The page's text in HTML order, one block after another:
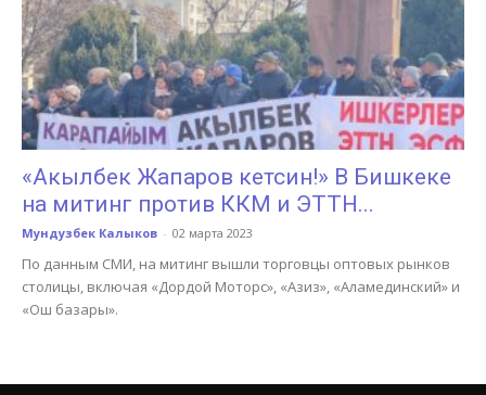
«Акылбек Жапаров кетсин!» В Бишкеке
на митинг против ККМ и ЭТТН...
Мундузбек Калыков - 02 марта 2023
По данным СМИ, на митинг вышли торговцы оптовых рынков
столицы, включая «Дордой Моторс», «Азиз», «Аламединский» и
«Ош базары».